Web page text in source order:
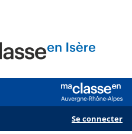
Se connecter